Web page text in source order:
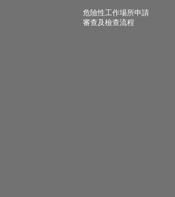
危險性工作場所申請
審查及檢查流程